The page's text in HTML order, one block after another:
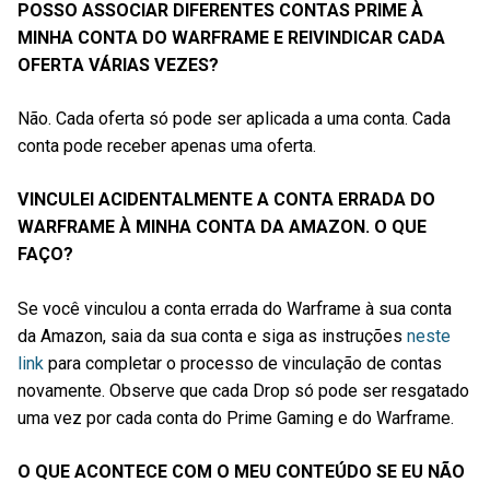
POSSO ASSOCIAR DIFERENTES CONTAS PRIME À
MINHA CONTA DO WARFRAME E REIVINDICAR CADA
OFERTA VÁRIAS VEZES?
Não. Cada oferta só pode ser aplicada a uma conta. Cada
conta pode receber apenas uma oferta.
VINCULEI ACIDENTALMENTE A CONTA ERRADA DO
WARFRAME À MINHA CONTA DA AMAZON. O QUE
FAÇO?
Se você vinculou a conta errada do Warframe à sua conta
da Amazon, saia da sua conta e siga as instruções neste
link para completar o processo de vinculação de contas
novamente. Observe que cada Drop só pode ser resgatado
uma vez por cada conta do Prime Gaming e do Warframe.
O QUE ACONTECE COM O MEU CONTEÚDO SE EU NÃO